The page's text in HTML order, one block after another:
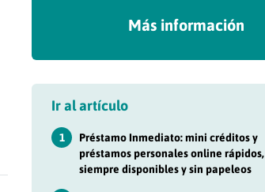
Más información
Ir al artículo
1
Préstamo Inmediato: mini créditos y
préstamos personales online rápidos,
siempre disponibles y sin papeleos